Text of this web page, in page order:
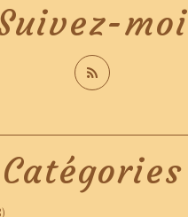
Catégories
moi